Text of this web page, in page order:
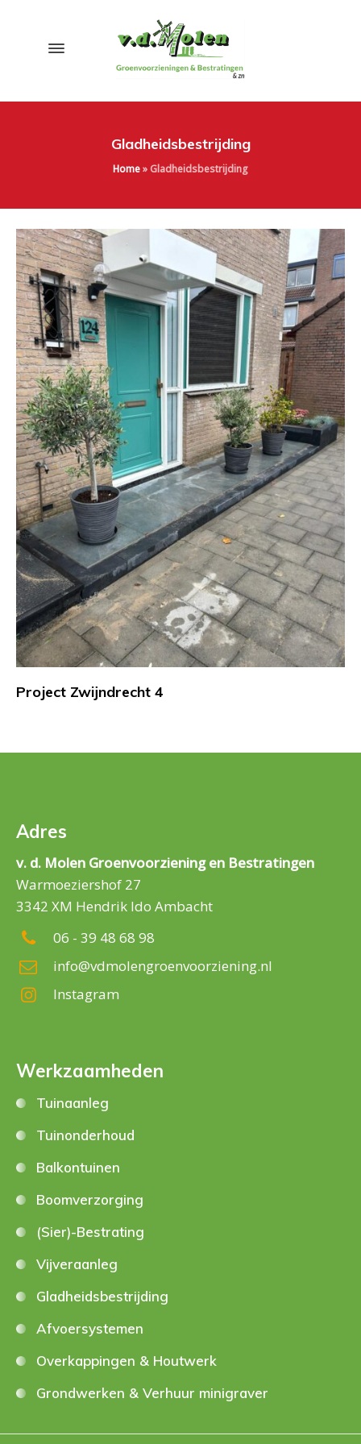
Gladheidsbestrijding
Home»Gladheidsbestrijding
Project Zwijndrecht 4
Adres
v. d. Molen Groenvoorziening en Bestratingen
Warmoeziershof 27
3342 XM Hendrik Ido Ambacht
06 - 39 48 68 98
info@vdmolengroenvoorziening.nl
Instagram
Werkzaamheden
Tuinaanleg
Tuinonderhoud
Balkontuinen
Boomverzorging
(Sier)-Bestrating
Vijveraanleg
Gladheidsbestrijding
Afvoersystemen
Overkappingen & Houtwerk
Grondwerken & Verhuur minigraver